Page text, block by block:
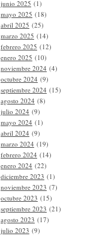
junio 2025 (1)
mayo 2025 (18)
abril 2025 (25)
marzo 2025 (14)
febrero 2025 (12)
enero 2025 (10)
noviembre 2024 (4)
octubre 2024 (9)
septiembre 2024 (15)
agosto 2024 (8)
julio 2024 (9)
mayo 2024 (1)
abril 2024 (9)
marzo 2024 (19)
febrero 2024 (14)
enero 2024 (22)
diciembre 2023 (1)
noviembre 2023 (7)
octubre 2023 (15)
septiembre 2023 (21)
agosto 2023 (17)
julio 2023 (9)